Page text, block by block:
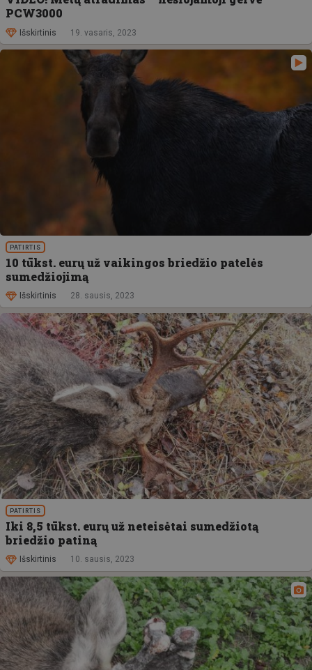
PCW3000
Išskirtinis 19. vasaris, 2023
PATIRTIS
10 tūkst. eurų už vaikingos briedžio patelės
sumedžiojimą
Išskirtinis 28. sausis, 2023
PATIRTIS
Iki 8,5 tūkst. eurų už neteisėtai sumedžiotą
briedžio patiną
Išskirtinis 10. sausis, 2023